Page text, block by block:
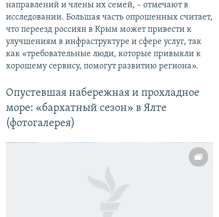
направлений и члены их семей, – отмечают в
исследовании. Большая часть опрошенных считает,
что переезд россиян в Крым может привести к
улучшениям в инфраструктуре и сфере услуг, так
как «требовательные люди, которые привыкли к
хорошему сервису, помогут развитию региона».
Опустевшая набережная и прохладное
море: «бархатный сезон» в Ялте
(фотогалерея)